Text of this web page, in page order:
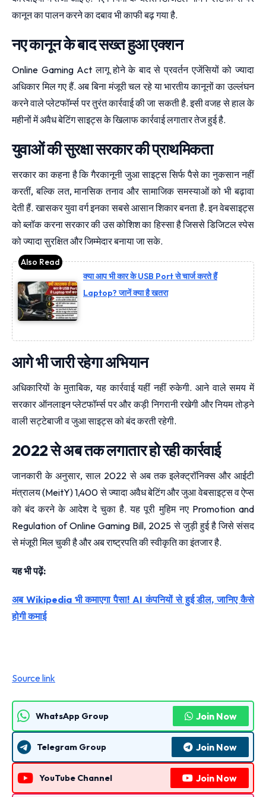
कानून का पालन करने का दबाव भी काफी बढ़ गया है.
नए कानून के बाद सख्त हुआ एक्शन
Online Gaming Act लागू होने के बाद से प्रवर्तन एजेंसियों को ज्यादा
अधिकार मिल गए हैं. अब बिना मंजूरी चल रहे या भारतीय कानूनों का उल्लंघन
करने वाले प्लेटफॉर्म्स पर तुरंत कार्रवाई की जा सकती है. इसी वजह से हाल के
महीनों में अवैध बेटिंग साइट्स के खिलाफ कार्रवाई लगातार तेज हुई है.
युवाओं की सुरक्षा सरकार की प्राथमिकता
सरकार का कहना है कि गैरकानूनी जुआ साइट्स सिर्फ पैसे का नुकसान नहीं
करतीं, बल्कि लत, मानसिक तनाव और सामाजिक समस्याओं को भी बढ़ावा
देती हैं. खासकर युवा वर्ग इनका सबसे आसान शिकार बनता है. इन वेबसाइट्स
को ब्लॉक करना सरकार की उस कोशिश का हिस्सा है जिससे डिजिटल स्पेस
को ज्यादा सुरक्षित और जिम्मेदार बनाया जा सके.
क्या आप भी कार के USB Port से चार्ज करते हैं
Laptop? जानें क्या है खतरा
आगे भी जारी रहेगा अभियान
अधिकारियों के मुताबिक, यह कार्रवाई यहीं नहीं रुकेगी. आने वाले समय में
सरकार ऑनलाइन प्लेटफॉर्म्स पर और कड़ी निगरानी रखेगी और नियम तोड़ने
वाली सट्टेबाजी व जुआ साइट्स को बंद करती रहेगी.
2022 से अब तक लगातार हो रही कार्रवाई
जानकारी के अनुसार, साल 2022 से अब तक इलेक्ट्रॉनिक्स और आईटी
मंत्रालय (MeitY) 1,400 से ज्यादा अवैध बेटिंग और जुआ वेबसाइट्स व ऐप्स
को बंद करने के आदेश दे चुका है. यह पूरी मुहिम नए Promotion and
Regulation of Online Gaming Bill, 2025 से जुड़ी हुई है जिसे संसद
से मंजूरी मिल चुकी है और अब राष्ट्रपति की स्वीकृति का इंतजार है.
यह भी पढ़ें:
अब Wikipedia भी कमाएगा पैसा! AI कंपनियों से हुई डील, जानिए कैसे
होगी कमाई
Source link
WhatsApp Group Join Now
Telegram Group Join Now
YouTube Channel Join Now